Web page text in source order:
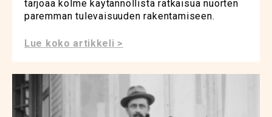
tarjoaa kolme käytännöllistä ratkaisua nuorten
paremman tulevaisuuden rakentamiseen.
Lue koko artikkeli >